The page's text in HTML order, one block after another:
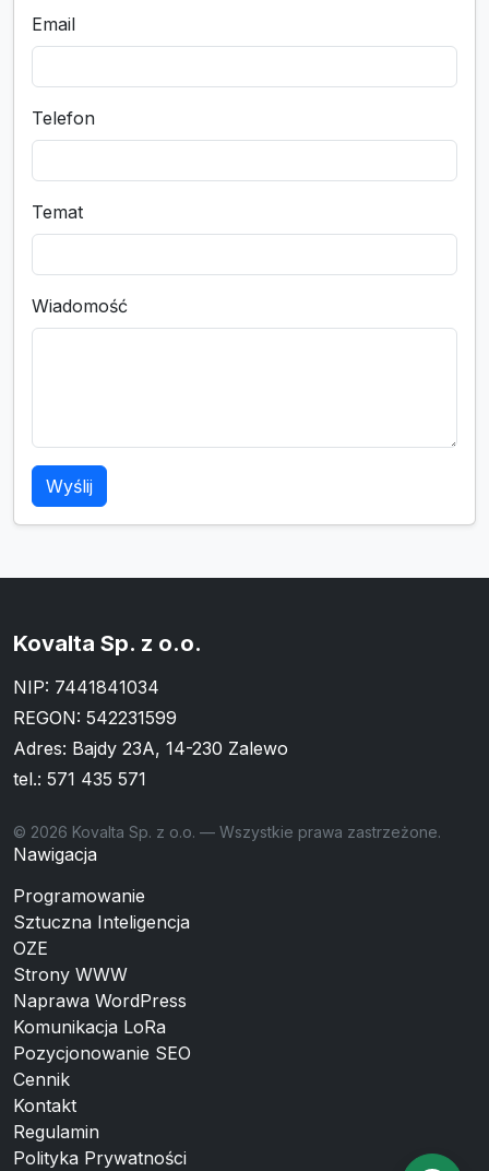
Email
Telefon
Temat
Wiadomość
Wyślij
Kovalta Sp. z o.o.
NIP: 7441841034
REGON: 542231599
Adres: Bajdy 23A, 14-230 Zalewo
tel.: 571 435 571
© 2026 Kovalta Sp. z o.o. — Wszystkie prawa zastrzeżone.
Nawigacja
Programowanie
Sztuczna Inteligencja
OZE
Strony WWW
Naprawa WordPress
Komunikacja LoRa
Pozycjonowanie SEO
Cennik
Kontakt
Regulamin
Polityka Prywatności